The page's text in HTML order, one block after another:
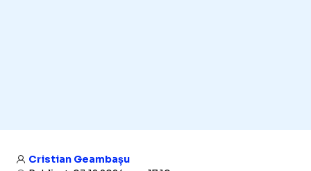
Cristian Geambașu